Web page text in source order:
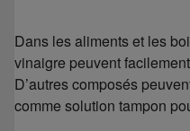
Dans les aliments et les
vinaigre peuvent
D’autres composés
comme solution tampon